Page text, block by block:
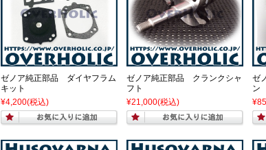
ゼノア純正部品 ダイヤフラム
キット
¥4,200(税込)
ゼノア純正部品 クランクシャ
フト
¥21,000(税込)
ゼ
ン